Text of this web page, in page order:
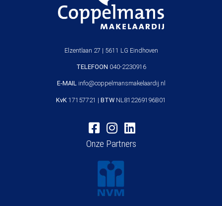
Elzentlaan 27 | 5611 LG Eindhoven
TELEFOON 040-2230916
E-MAILinfo@coppelmansmakelaardij.nl
KvK 17157721 | BTW NL812269196B01
Onze Partners